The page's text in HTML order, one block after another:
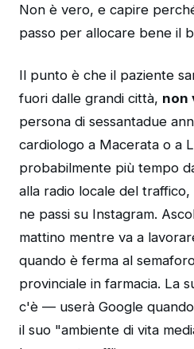
Non è vero, e capire
passo per allocare bene il
Il punto è che il paziente
fuori dalle grandi città, non
persona di sessantadue
cardiologo a Macerata o a
probabilmente più tempo
alla radio locale del
ne passi su Instagram.
mattino mentre va a
quando è ferma al
provinciale in farmacia. La
c'è — userà Google
il suo "ambiente di vita